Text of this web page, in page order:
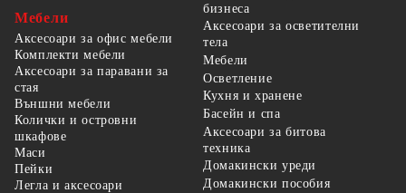
Мебели
Аксесоари за офис мебели
Комплекти мебели
Аксесоари за паравани за
стая
Външни мебели
Колички и островни
шкафове
Маси
Пейки
Легла и аксесоари
бизнеса
Аксесоари за осветителни
тела
Мебели
Осветление
Кухня и хранене
Басейн и спа
Аксесоари за битова
техника
Домакински уреди
Домакински пособия